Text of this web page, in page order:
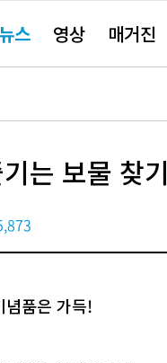
스 영상 매거진
는 보물 찾기
념품은 가득!